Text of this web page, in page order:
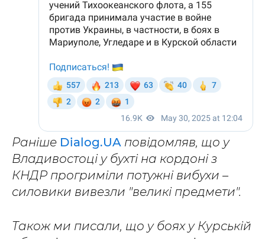
Раніше Dialog.UA повідомляв, що у
Владивостоці у бухті на кордоні з
КНДР прогриміли потужні вибухи –
силовики вивезли "великі предмети".
Також ми писали, що у боях у Курській